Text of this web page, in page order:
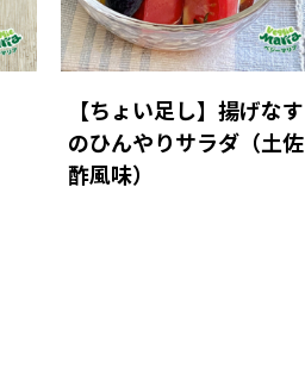
【ちょい足し】揚げなす
のひんやりサラダ（土佐
酢風味）